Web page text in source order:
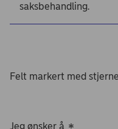
saksbehandling.
Felt markert med
Jeg ønsker å